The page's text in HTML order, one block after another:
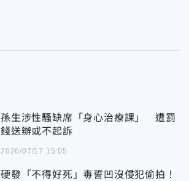
孫生涉性騷缺席「身心治療課」 遭罰
錢送辦或不起訴
2026/07/17 15:05
硬發「不得好死」毒誓凹沒侵犯偷拍！